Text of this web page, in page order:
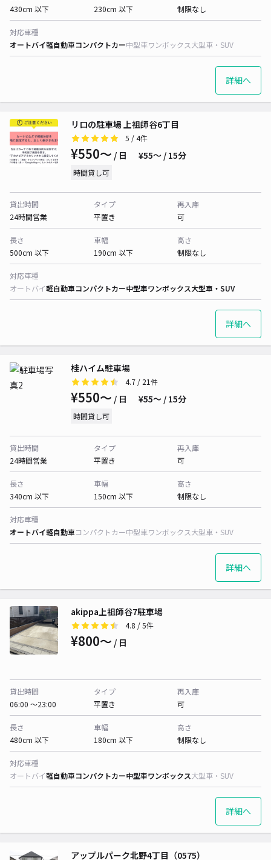
430cm 以下
230cm 以下
制限なし
対応車種
オートバイ軽自動車コンパクトカー中型車ワンボックス大型車・SUV
詳細へ
リロの駐車場 上祖師谷6丁目
5 / 4件
¥550〜 / 日 ¥55〜 / 15分
時間貸し可
貸出時間
24時間営業
タイプ
平置き
再入庫
可
長さ
500cm 以下
車幅
190cm 以下
高さ
制限なし
対応車種
オートバイ軽自動車コンパクトカー中型車ワンボックス大型車・SUV
詳細へ
桂ハイム駐車場
4.7 / 21件
¥550〜 / 日 ¥55〜 / 15分
時間貸し可
貸出時間
24時間営業
タイプ
平置き
再入庫
可
長さ
340cm 以下
車幅
150cm 以下
高さ
制限なし
対応車種
オートバイ軽自動車コンパクトカー中型車ワンボックス大型車・SUV
詳細へ
akippa上祖師谷7駐車場
4.8 / 5件
¥800〜 / 日
貸出時間
06:00 〜23:00
タイプ
平置き
再入庫
可
長さ
480cm 以下
車幅
180cm 以下
高さ
制限なし
対応車種
オートバイ軽自動車コンパクトカー中型車ワンボックス大型車・SUV
詳細へ
アップルパーク北野4丁目（0575）